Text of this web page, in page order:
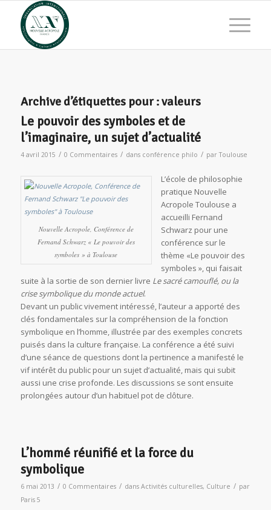
Archive d’étiquettes pour :valeurs
Le pouvoir des symboles et de
l’imaginaire, un sujet d’actualité
4 avril 2015 / 0 Commentaires / dans conférence philo / parToulouse
Nouvelle Acropole, Conférence de
Fernand Schwarz « Le pouvoir des
symboles » à Toulouse
L’école de philosophie
pratique Nouvelle
Acropole Toulouse a
accueilli Fernand
Schwarz pour une
conférence sur le
thème «Le pouvoir des
symboles », qui faisait
suite à la sortie de son dernier livre Le sacré camouflé, ou la
crise symbolique du monde actuel.
Devant un public vivement intéressé, l’auteur a apporté des
clés fondamentales sur la compréhension de la fonction
symbolique en l’homme, illustrée par des exemples concrets
puisés dans la culture française. La conférence a été suivi
d’une séance de questions dont la pertinence a manifesté le
vif intérêt du public pour un sujet d’actualité, mais qui subit
aussi une crise profonde. Les discussions se sont ensuite
prolongées autour d’un habituel pot de clôture.
L’hommé réunifié et la force du
symbolique
6 mai 2013 / 0 Commentaires / dans Activités culturelles, Culture / par
Paris 5